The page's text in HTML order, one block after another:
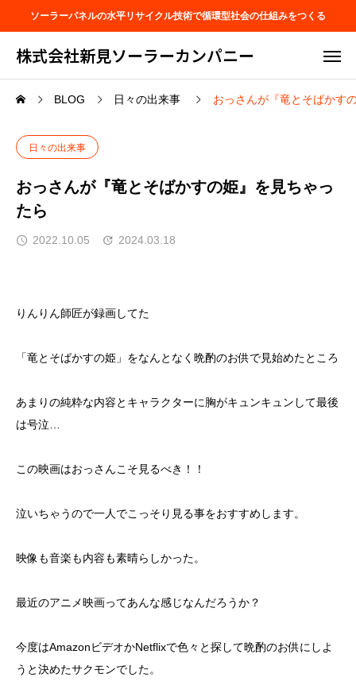
ソーラーパネルの水平リサイクル技術で循環型社会の仕組みをつくる
株式会社新見ソーラーカンパニー
BLOG 日々の出来事 おっさんが『竜とそばかす
日々の出来事
おっさんが『竜とそばかすの姫』を見ちゃっ
たら
2022.10.05 2024.03.18
りんりん師匠が録画してた
「竜とそばかすの姫」をなんとなく晩酌のお供で見始めたところ
あまりの純粋な内容とキャラクターに胸がキュンキュンして最後
は号泣…
この映画はおっさんこそ見るべき！！
泣いちゃうので一人でこっそり見る事をおすすめします。
映像も音楽も内容も素晴らしかった。
最近のアニメ映画ってあんな感じなんだろうか？
今度はAmazonビデオかNetflixで色々と探して晩酌のお供にしよ
うと決めたサクモンでした。